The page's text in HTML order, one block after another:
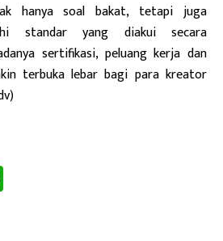
hanya soal bakat, tetapi juga
standar yang diakui secara
sertifikasi, peluang kerja dan
terbuka lebar bagi para kreator